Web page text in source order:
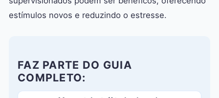
estímulos novos e reduzindo o estresse.
FAZ PARTE DO GUIA
COMPLETO: